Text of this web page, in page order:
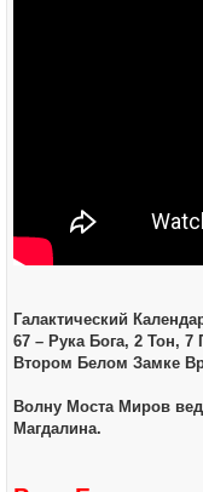
Галактический
67 – Рука Бога, 2 Тон,
Втором Белом Замке
Волну Моста Миров
Магдалина.